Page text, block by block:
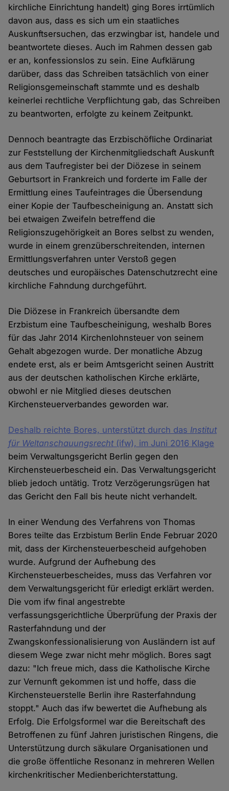
kirchliche Einrichtung handelt) ging Bores irrtümlich
davon aus, dass es sich um ein staatliches
Auskunftsersuchen, das erzwingbar ist, handele und
beantwortete dieses. Auch im Rahmen dessen gab
er an, konfessionslos zu sein. Eine Aufklärung
darüber, dass das Schreiben tatsächlich von einer
Religionsgemeinschaft stammte und es deshalb
keinerlei rechtliche Verpflichtung gab, das Schreiben
zu beantworten, erfolgte zu keinem Zeitpunkt.
Dennoch beantragte das Erzbischöfliche Ordinariat
zur Feststellung der Kirchenmitgliedschaft Auskunft
aus dem Taufregister bei der Diözese in seinem
Geburtsort in Frankreich und forderte im Falle der
Ermittlung eines Taufeintrages die Übersendung
einer Kopie der Taufbescheinigung an. Anstatt sich
bei etwaigen Zweifeln betreffend die
Religionszugehörigkeit an Bores selbst zu wenden,
wurde in einem grenzüberschreitenden, internen
Ermittlungsverfahren unter Verstoß gegen
deutsches und europäisches Datenschutzrecht eine
kirchliche Fahndung durchgeführt.
Die Diözese in Frankreich übersandte dem
Erzbistum eine Taufbescheinigung, weshalb Bores
für das Jahr 2014 Kirchenlohnsteuer von seinem
Gehalt abgezogen wurde. Der monatliche Abzug
endete erst, als er beim Amtsgericht seinen Austritt
aus der deutschen katholischen Kirche erklärte,
obwohl er nie Mitglied dieses deutschen
Kirchensteuerverbandes geworden war.
Deshalb reichte Bores, unterstützt durch das Institut
für Weltanschauungsrecht(ifw), im Juni 2016 Klage
beim Verwaltungsgericht Berlin gegen den
Kirchensteuerbescheid ein. Das Verwaltungsgericht
blieb jedoch untätig. Trotz Verzögerungsrügen hat
das Gericht den Fall bis heute nicht verhandelt.
In einer Wendung des Verfahrens von Thomas
Bores teilte das Erzbistum Berlin Ende Februar 2020
mit, dass der Kirchensteuerbescheid aufgehoben
wurde. Aufgrund der Aufhebung des
Kirchensteuerbescheides, muss das Verfahren vor
dem Verwaltungsgericht für erledigt erklärt werden.
Die vom ifw final angestrebte
verfassungsgerichtliche Überprüfung der Praxis der
Rasterfahndung und der
Zwangskonfessionalisierung von Ausländern ist auf
diesem Wege zwar nicht mehr möglich. Bores sagt
dazu: "Ich freue mich, dass die Katholische Kirche
zur Vernunft gekommen ist und hoffe, dass die
Kirchensteuerstelle Berlin ihre Rasterfahndung
stoppt." Auch das ifw bewertet die Aufhebung als
Erfolg. Die Erfolgsformel war die Bereitschaft des
Betroffenen zu fünf Jahren juristischen Ringens, die
Unterstützung durch säkulare Organisationen und
die große öffentliche Resonanz in mehreren Wellen
kirchenkritischer Medienberichterstattung.